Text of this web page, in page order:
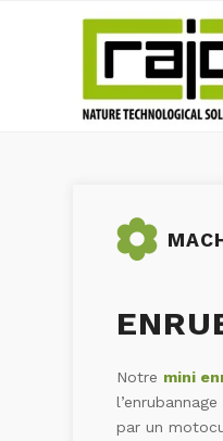
Notre mini
l’enrubannage
par un